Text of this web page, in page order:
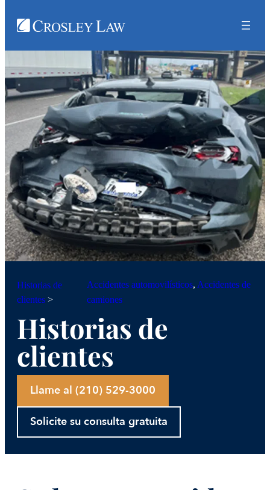
Historias de
clientes >
Accidentes automovilísticos, Accidentes de
camiones
Historias de
clientes
Llame al (210) 529-3000
Solicite su consulta gratuita